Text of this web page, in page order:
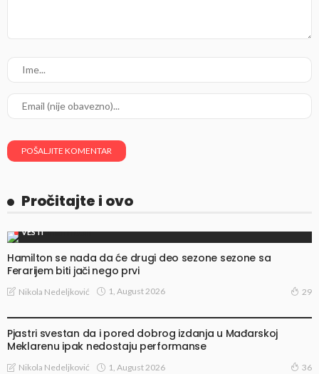
Pročitajte i ovo
VESTI
Hamilton se nada da će drugi deo sezone sezone sa
Ferarijem biti jači nego prvi
Nikola Nedeljković 1, August 2026 29
Pjastri svestan da i pored dobrog izdanja u Mađarskoj
Meklarenu ipak nedostaju performanse
Nikola Nedeljković 1, August 2026 36